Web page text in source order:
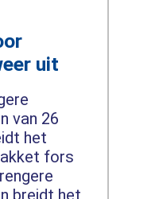
uit
van 26
het
fors
breidt het